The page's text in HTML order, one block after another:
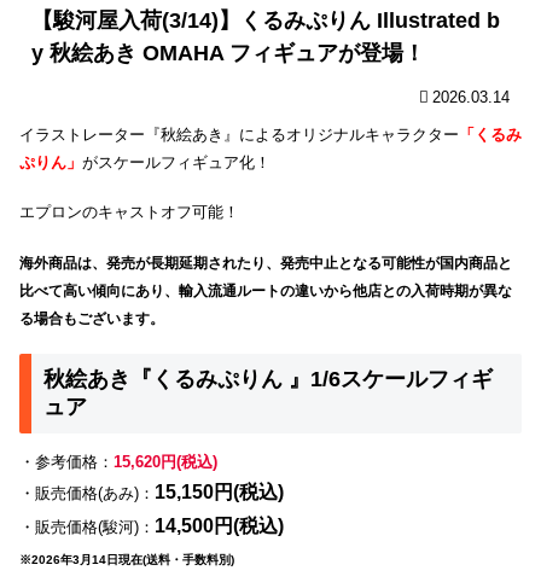
【駿河屋入荷(3/14)】くるみぷりん Illustrated b
y 秋絵あき OMAHA フィギュアが登場！
2026.03.14
イラストレーター『秋絵あき』によるオリジナルキャラクター 「くるみ
ぷりん」 がスケールフィギュア化！
エプロンのキャストオフ可能！
海外商品は、発売が長期延期されたり、発売中止となる可能性が国内商品と
比べて高い傾向にあり、輸入流通ルートの違いから他店との入荷時期が異な
る場合もございます。
秋絵あき『くるみぷりん 』1/6スケールフィギ
ュア
・参考価格： 15,620円(税込)
・販売価格(あみ)： 15,150円(税込)
・販売価格(駿河)： 14,500円(税込)
※2026年3月14日現在(送料・手数料別)